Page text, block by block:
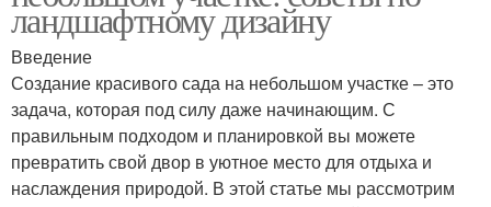
ландшафтному дизайну
Введение
Создание красивого сада на небольшом участке – это
задача, которая под силу даже начинающим. С
правильным подходом и планировкой вы можете
превратить свой двор в уютное место для отдыха и
наслаждения природой. В этой статье мы рассмотрим